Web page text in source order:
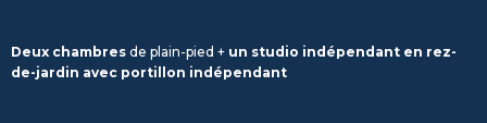
Deux chambres de plain-pied + un studio indépendant en rez-
de-jardin avec portillon indépendant